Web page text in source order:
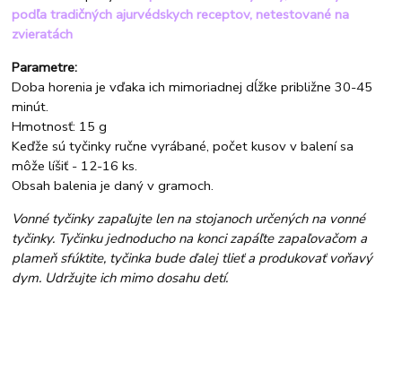
podľa tradičných ajurvédskych receptov, netestované na
zvieratách
Parametre:
Doba horenia je vďaka ich mimoriadnej dĺžke približne 30-45
minút.
Hmotnosť: 15 g
Keďže sú tyčinky ručne vyrábané, počet kusov v balení sa
môže líšiť - 12-16 ks.
Obsah balenia je daný v gramoch.
Vonné tyčinky zapaľujte len na stojanoch určených na vonné
tyčinky. Tyčinku jednoducho na konci zapáľte zapaľovačom a
plameň sfúktite, tyčinka bude ďalej tlieť a produkovať voňavý
dym. Udržujte ich mimo dosahu detí.